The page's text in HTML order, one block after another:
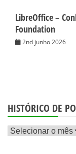
LibreOffice –
Foundation
2nd junho 2026
HISTÓRICO DE
Histórico